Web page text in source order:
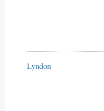
Lyndon